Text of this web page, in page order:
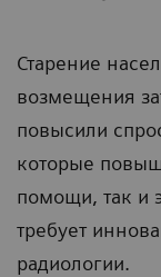
Старение
возмещения
повысили
которые
помощи, так и
требует
радиологии.